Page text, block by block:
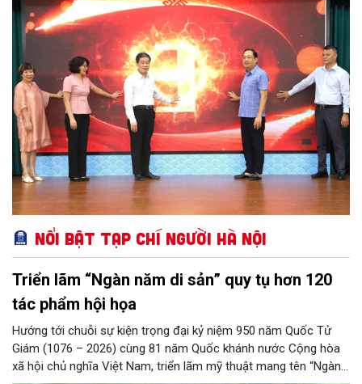
trên địa bàn.
Nổi bật Tạp chí Người Hà Nội
Triển lãm “Ngàn năm di sản” quy tụ hơn 120
tác phẩm hội họa
Hướng tới chuỗi sự kiện trọng đại kỷ niệm 950 năm Quốc Tử
Giám (1076 – 2026) cùng 81 năm Quốc khánh nước Cộng hòa
xã hội chủ nghĩa Việt Nam, triển lãm mỹ thuật mang tên “Ngàn